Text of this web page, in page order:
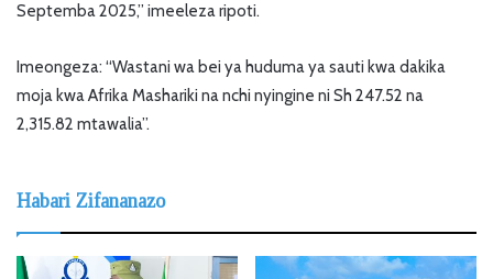
Septemba 2025,” imeeleza ripoti.
Imeongeza: “Wastani wa bei ya huduma ya sauti kwa dakika
moja kwa Afrika Mashariki na nchi nyingine ni Sh 247.52 na
2,315.82 mtawalia”.
Habari Zifananazo